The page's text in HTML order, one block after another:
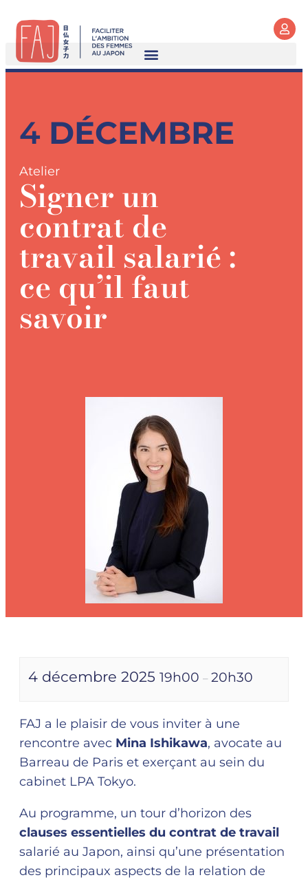
4 DÉCEMBRE
Atelier
Signer un
contrat de
travail salarié :
ce qu’il faut
savoir
4 décembre 2025 19h00 – 20h30
FAJ a le plaisir de vous inviter à une
rencontre avec Mina Ishikawa, avocate au
Barreau de Paris et exerçant au sein du
cabinet LPA Tokyo.
Au programme, un tour d’horizon des
clauses essentielles du contrat de travail
salarié au Japon, ainsi qu’une présentation
des principaux aspects de la relation de